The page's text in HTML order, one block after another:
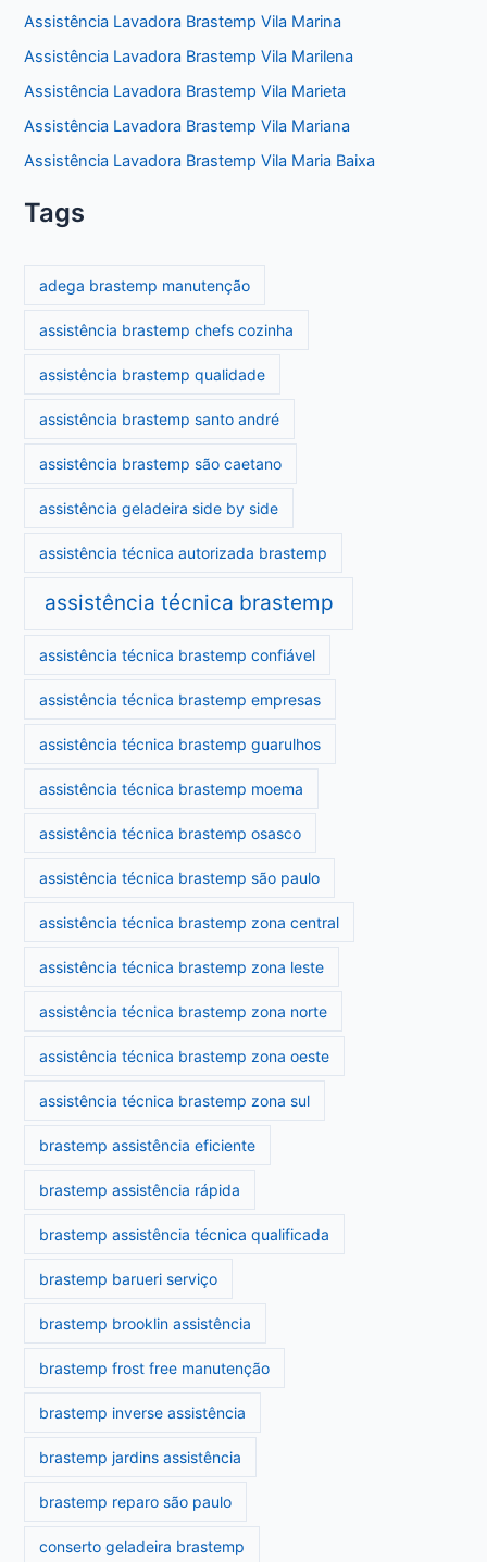
Assistência Lavadora Brastemp Vila Marina
Assistência Lavadora Brastemp Vila Marilena
Assistência Lavadora Brastemp Vila Marieta
Assistência Lavadora Brastemp Vila Mariana
Assistência Lavadora Brastemp Vila Maria Baixa
Tags
adega brastemp manutenção
assistência brastemp chefs cozinha
assistência brastemp qualidade
assistência brastemp santo andré
assistência brastemp são caetano
assistência geladeira side by side
assistência técnica autorizada brastemp
assistência técnica brastemp
assistência técnica brastemp confiável
assistência técnica brastemp empresas
assistência técnica brastemp guarulhos
assistência técnica brastemp moema
assistência técnica brastemp osasco
assistência técnica brastemp são paulo
assistência técnica brastemp zona central
assistência técnica brastemp zona leste
assistência técnica brastemp zona norte
assistência técnica brastemp zona oeste
assistência técnica brastemp zona sul
brastemp assistência eficiente
brastemp assistência rápida
brastemp assistência técnica qualificada
brastemp barueri serviço
brastemp brooklin assistência
brastemp frost free manutenção
brastemp inverse assistência
brastemp jardins assistência
brastemp reparo são paulo
conserto geladeira brastemp